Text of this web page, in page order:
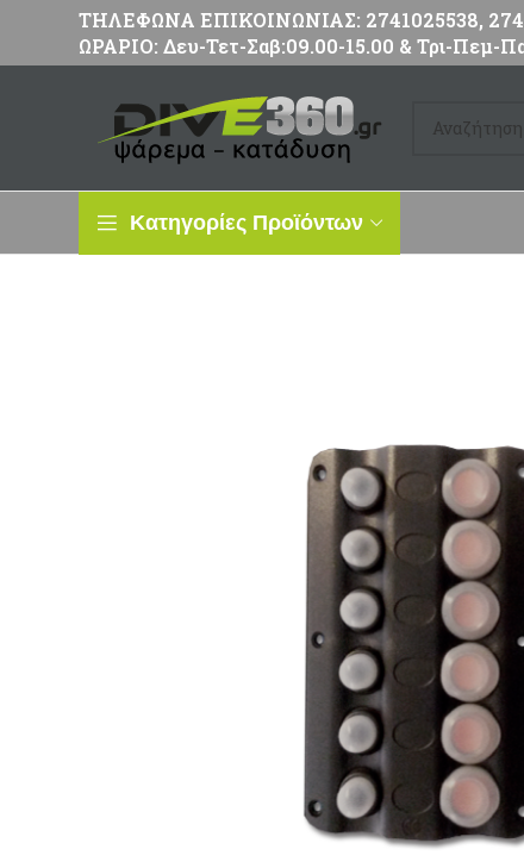
ΤΗΛΕΦΩΝΑ ΕΠΙΚΟΙΝΩΝΙΑΣ: 2741025538,
ΩΡΑΡΙΟ: Δευ-Τετ-Σαβ:09.00-15.00 & Τρι-Πεμ-
Κατηγορίες Προϊόντων